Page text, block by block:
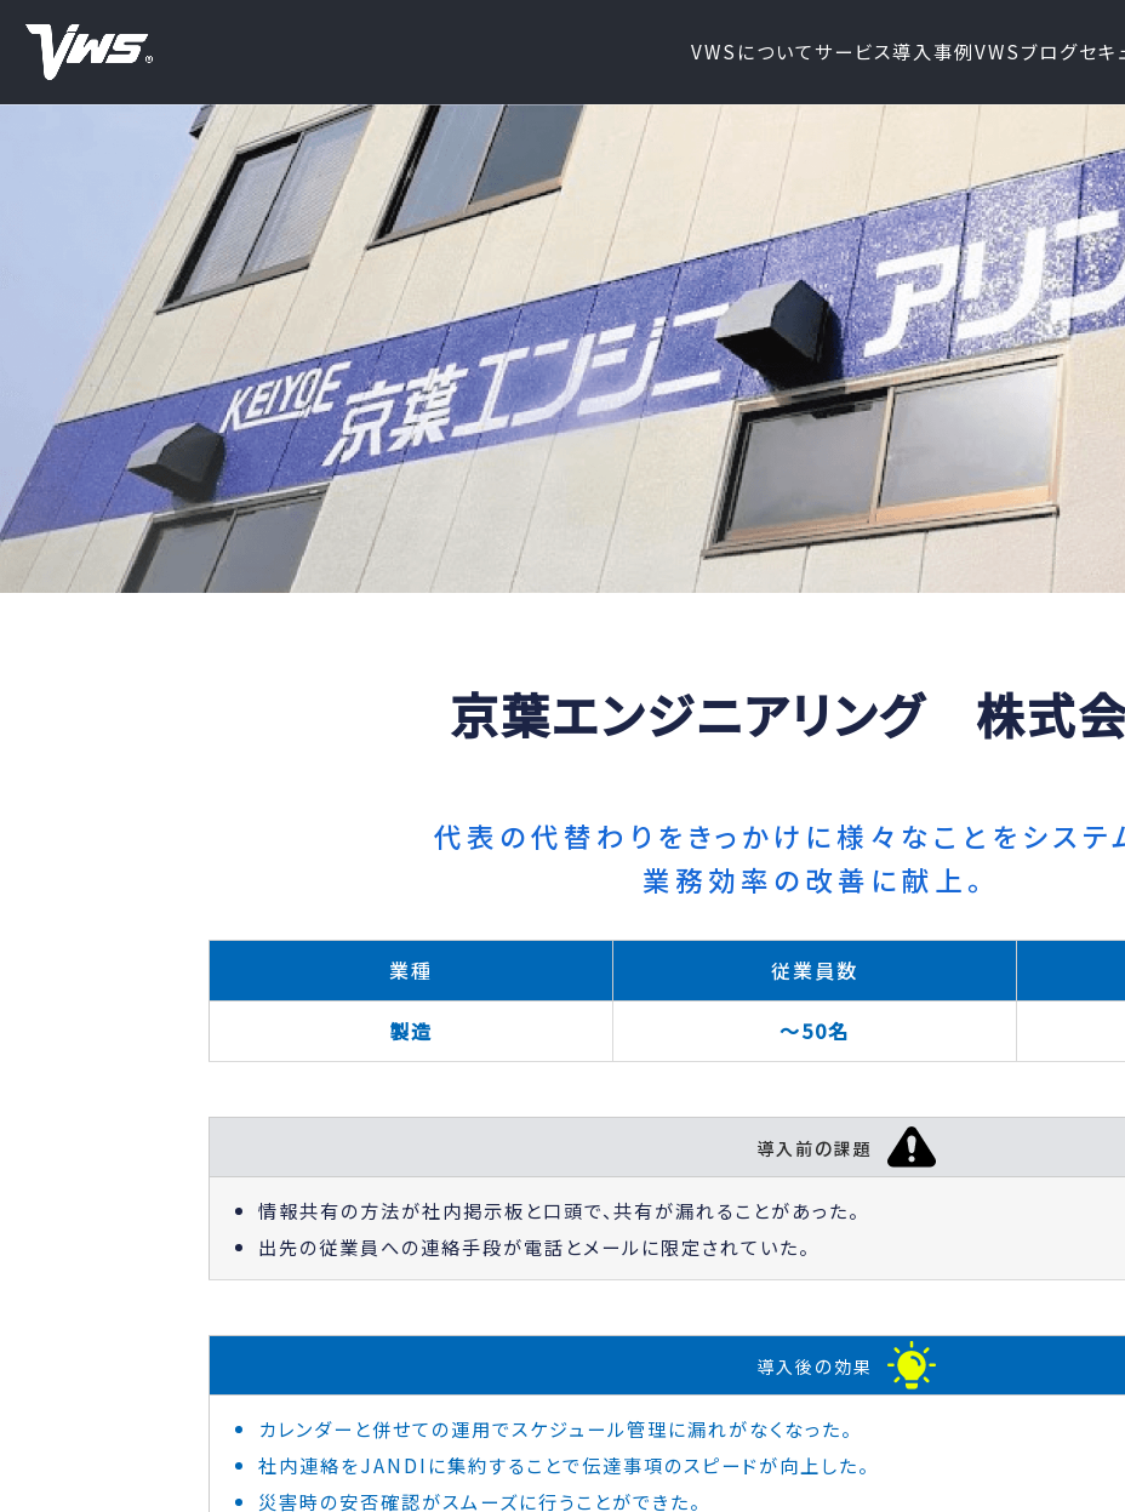
VWSについてサービス導入事例VWSブログセキ
京葉エンジニアリング 株式
代表の代替わりをきっかけに様々なことをシステ
業務効率の改善に献上。
業種 従業員数
製造 ～50名
導入前の課題
情報共有の方法が社内掲示板と口頭で、共有が漏れることがあった。
出先の従業員への連絡手段が電話とメールに限定されていた。
導入後 の効果
カレンダーと併せての運用でスケジュール管理に漏れがなくなった。
社内連絡をJANDIに集約することで伝達事項のスピードが向上した。
災害時の安否確認がスムーズに行うことができた。